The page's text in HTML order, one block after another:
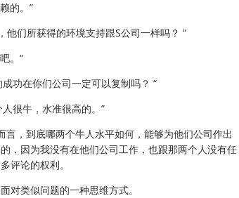
的。”
他们所获得的环境支持跟S公司一样吗？ “
。”
功在你们公司一定可以复制吗？ “
很牛，水准很高的。”
言，到底哪两个牛人水平如何，能够为他们公司作出
，因为我没有在他们公司工作，也跟那两个人没有任
评论的权利。
对类似问题的一种思维方式。